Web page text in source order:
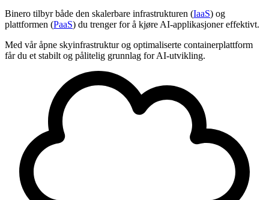
Binero tilbyr både den skalerbare infrastrukturen (IaaS) og
plattformen (PaaS) du trenger for å kjøre AI-applikasjoner effektivt.
Med vår åpne skyinfrastruktur og optimaliserte containerplattform
får du et stabilt og pålitelig grunnlag for AI-utvikling.